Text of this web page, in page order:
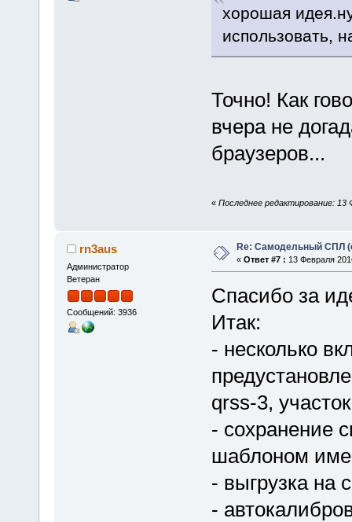
хорошая
использовать,
Точно! Как
вчера не
браузеров...
« Последнее редактирование: 13
rn3aus
Администратор
Ветеран
Сообщений: 3936
Re: Самодельный СПЛ
« Ответ #7 : 13 Февраля
Спасибо за
Итак:
- несколько
qrss-3,
- сохранение
шаблоном
- выгрузка на
-